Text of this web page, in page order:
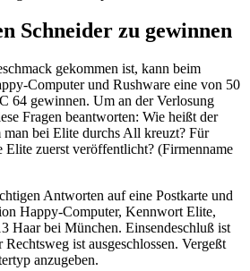
Schneider zu gewinnen
gekommen ist, kann beim
Computer und Rushware eine von 50
64 gewinnen. Um an der Verlosung
Fragen beantworten: Wie heißt der
bei Elite durchs All kreuzt? Für
zuerst veröffentlicht? (Firmenname
Antworten auf eine Postkarte und
Happy-Computer, Kennwort Elite,
Haar bei München. Einsendeschluß ist
ist ausgeschlossen. Vergeßt
anzugeben.